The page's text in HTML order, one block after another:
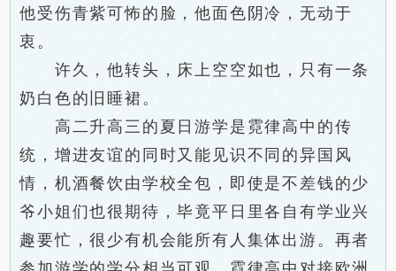
他受伤青紫可怖的脸，他面色阴冷，无动于
衷。
许久，他转头，床上空空如也，只有一条
奶白色的旧睡裙。
高二升高三的夏日游学是霓律高中的传
统，增进友谊的同时又能见识不同的异国风
情，机酒餐饮由学校全包，即使是不差钱的少
爷小姐们也很期待，毕竟平日里各自有学业兴
趣要忙，很少有机会能所有人集体出游。再者